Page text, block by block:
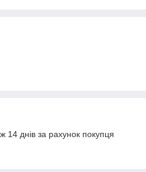
14 днів за рахунок покупця